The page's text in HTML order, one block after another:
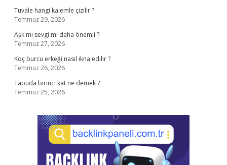
Tuvale hangi kalemle çizilir ?
Temmuz 29, 2026
Aşk mı sevgi mi daha önemli ?
Temmuz 27, 2026
Koç burcu erkeği nasıl ikna edilir ?
Temmuz 26, 2026
Tapuda birinci kat ne demek ?
Temmuz 25, 2026